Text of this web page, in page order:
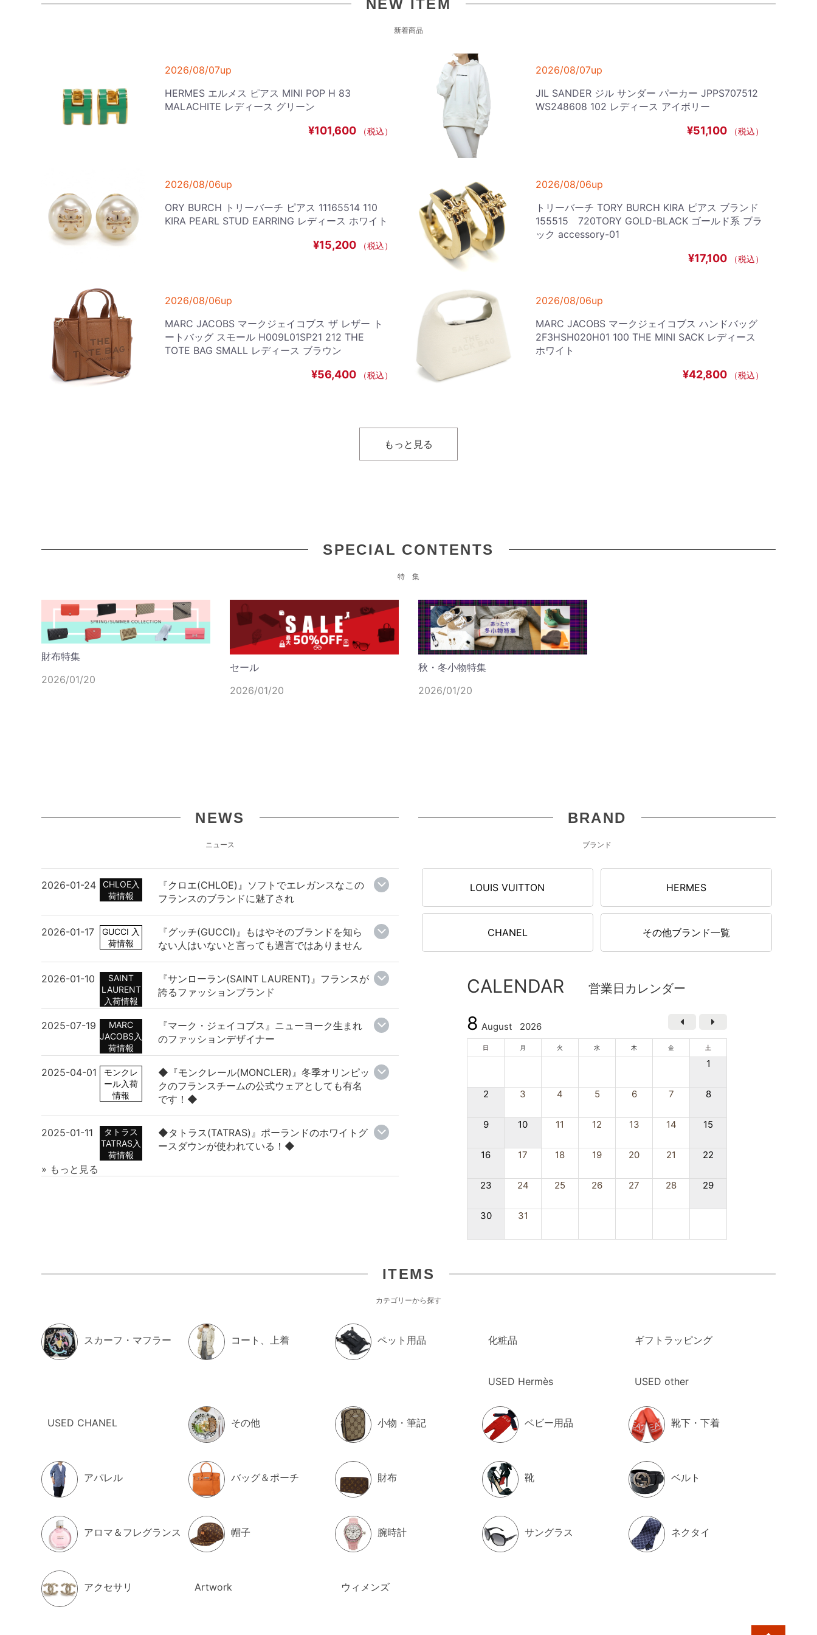
NEW ITEM
新着商品
2026/08/07up
HERMES エルメス ピアス MINI POP H 83
MALACHITE レディース グリーン
¥101,600 （税込）
2026/08/07up
JIL SANDER ジル サンダー パーカー JPPS707512
WS248608 102 レディース アイボリー
¥51,100 （税込）
2026/08/06up
ORY BURCH トリーバーチ ピアス 11165514 110
KIRA PEARL STUD EARRING レディース ホワイト
¥15,200 （税込）
2026/08/06up
トリーバーチ TORY BURCH KIRA ピアス ブランド
155515 720TORY GOLD-BLACK ゴールド系 ブラ
ック accessory-01
¥17,100 （税込）
2026/08/06up
MARC JACOBS マークジェイコブス ザ レザー ト
ートバッグ スモール H009L01SP21 212 THE
TOTE BAG SMALL レディース ブラウン
¥56,400 （税込）
2026/08/06up
MARC JACOBS マークジェイコブス ハンドバッグ
2F3HSH020H01 100 THE MINI SACK レディース
ホワイト
¥42,800 （税込）
MARC JACOBS マークジェイコブス デニム トート
LONGCHAMP ロンシャン ル プリアージュ エクス
（税込）
2026/08/06up
EMPORIO ARMANI エンポリオアルマーニ フラット
ショルダーバッグ ジャカード オールオーバーレタ
リング EM001780 AF13823 U8168 メンズ グレー
2026/08/06up
もOK
2026/08/05up
MARNI KIDS マルニキッズ 半袖 ロゴＴシャツ
M01601 M00RF 0M100 レディース ホワイト 大人
もOK
¥12,500
2026/08/05up
MARNI KIDS マルニキッズ 半袖 ロゴＴシャツ
M01601 M00RF 0M900 レディース ブラック 大人
¥12,500
2026/08/05up
DIESEL ディーゼル 長財布ラウンドファスナー
X09015 P0685 H0738 メンズ ブラウン
¥24,800（税込）
2026/08/05up
MICHAEL KORS マイケルコース 斜め掛け ショルダ
ーバッグ 32F7GGNM8L LEATHER 406 JET SET
レディース ネイビー
¥24,500
2026/08/05up
AMI PARIS アミパリス フーディーパーカー
BFUSW200.730 055 ユニセックス グレー
¥37,200（税込）
W025 6188 レディース ホワイト
メンズ ブラック
2026/08/03up
¥17,000（税込）
ドファスナー 2F3SMP047S07 001 THE
¥27,500
2026/08/03up
Paul Smith ポールスミス ベルト M1A8254 BINSTE
79 メンズ ブラック
¥22,400（税込）
AMI PARIS アミパリス キャップ
BFUCP006.AW0041 001 レディース ブラック
もっと見る
SPECIAL CONTENTS
特 集
財布特集
2026/01/20
セール
2026/01/20
秋・冬小物特集
2026/01/20
NEWS
ニュース
2026-01-24
CHLOE入
荷情報
『クロエ(CHLOE)』ソフトでエレガンスなこの
フランスのブランドに魅了され
2026-01-17
GUCCI 入
荷情報
『グッチ(GUCCI)』もはやそのブランドを知ら
ない人はいないと言っても過言ではありません
2026-01-10
SAINT
LAURENT
入荷情報
『サンローラン(SAINT LAURENT)』フランスが
誇るファッションブランド
2025-07-19
MARC
JACOBS入
荷情報
『マーク・ジェイコブス』ニューヨーク生まれ
のファッションデザイナー
2025-04-01
モンクレ
ール入荷
情報
◆『モンクレール(MONCLER)』冬季オリンピッ
クのフランスチームの公式ウェアとしても有名
です！◆
2025-01-11
タトラス
TATRAS入
荷情報
◆タトラス(TATRAS)』ポーランドのホワイトグ
ースダウンが使われている！◆
» もっと見る
BRAND
ブランド
LOUIS VUITTON HERMES
CHANEL その他ブランド一覧
CALENDAR 営業日カレンダー
8 August 2026
日 月 火 水 木 金 土
1
2 3 4 5 6 7 8
9 10 11 12 13 14 15
16 17 18 19 20 21 22
23 24 25 26 27 28 29
30 31
ITEMS
カテゴリーから探す
スカーフ・マフラー コート、上着 ペット用品 化粧品 ギフトラッピング
USED Hermès USED other
USED CHANEL その他 小物・筆記 ベビー用品 靴下・下着
アパレル バッグ＆ポーチ 財布 靴 ベルト
アロマ＆フレグランス 帽子 腕時計 サングラス ネクタイ
アクセサリ Artwork ウィメンズ